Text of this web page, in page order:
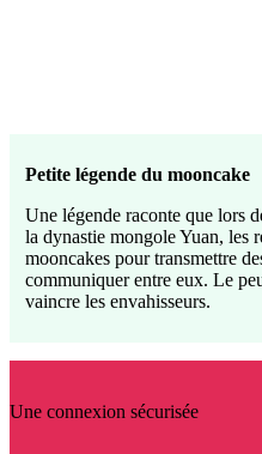
Petite légende du mooncake
Une légende raconte que lors
la dynastie mongole Yuan, les
mooncakes pour transmettre
communiquer entre eux. Le
vaincre les envahisseurs.
Une connexion sécurisée